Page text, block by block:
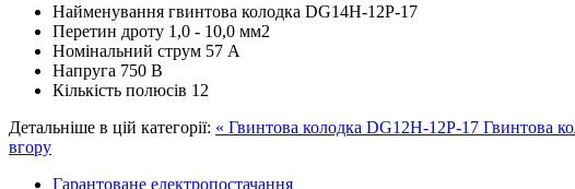
Найменування гвинтова колодка DG14H-12P-17
Перетин дроту 1,0 - 10,0 мм2
Номінальний струм 57 А
Напруга 750 В
Кількість полюсів 12
Детальніше в цій категорії: « Гвинтова колодка DG12H-12P-17 Гвинтова
вгору
Гарантоване електропостачання